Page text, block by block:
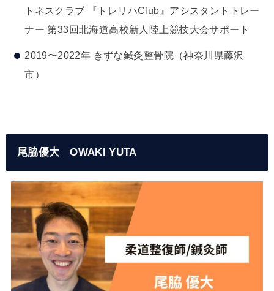
トネスクラブ 『トレリハClub』アシスタントトレー
ナー 第33回北海道高校新人陸上競技大会サポート
2019〜2022年 きずな鍼灸整骨院（神奈川県藤沢
市）
尾脇優大 OWAKI YUTA